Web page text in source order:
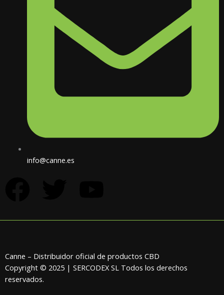
info@canne.es
a
e
w
t
o
t
Canne – Distribuidor oficial de productos CBD
Copyright © 2025 | SERCODEX SL Todos los derechos
reservados.